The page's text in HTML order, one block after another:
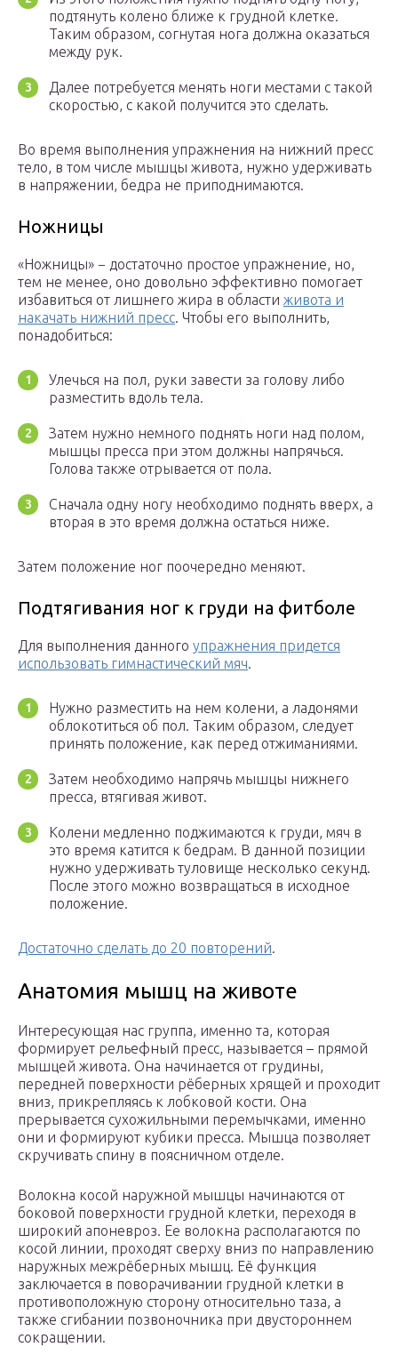
подтянуть колено ближе к грудной клетке.
Таким образом, согнутая нога должна оказаться
между рук.
Далее потребуется менять ноги местами с такой
скоростью, с какой получится это сделать.
Во время выполнения упражнения на нижний пресс
тело, в том числе мышцы живота, нужно удерживать
в напряжении, бедра не приподнимаются.
Ножницы
«Ножницы» − достаточно простое упражнение, но,
тем не менее, оно довольно эффективно помогает
избавиться от лишнего жира в области живота и
накачать нижний пресс. Чтобы его выполнить,
понадобиться:
Улечься на пол, руки завести за голову либо
разместить вдоль тела.
Затем нужно немного поднять ноги над полом,
мышцы пресса при этом должны напрячься.
Голова также отрывается от пола.
Сначала одну ногу необходимо поднять вверх, а
вторая в это время должна остаться ниже.
Затем положение ног поочередно меняют.
Подтягивания ног к груди на фитболе
Для выполнения данного упражнения придется
использовать гимнастический мяч.
Нужно разместить на нем колени, а ладонями
облокотиться об пол. Таким образом, следует
принять положение, как перед отжиманиями.
Затем необходимо напрячь мышцы нижнего
пресса, втягивая живот.
Колени медленно поджимаются к груди, мяч в
это время катится к бедрам. В данной позиции
нужно удерживать туловище несколько секунд.
После этого можно возвращаться в исходное
положение.
Достаточно сделать до 20 повторений.
Анатомия мышц на животе
Интересующая нас группа, именно та, которая
формирует рельефный пресс, называется – прямой
мышцей живота. Она начинается от грудины,
передней поверхности рёберных хрящей и проходит
вниз, прикрепляясь к лобковой кости. Она
прерывается сухожильными перемычками, именно
они и формируют кубики пресса. Мышца позволяет
скручивать спину в поясничном отделе.
Волокна косой наружной мышцы начинаются от
боковой поверхности грудной клетки, переходя в
широкий апоневроз. Ее волокна располагаются по
косой линии, проходят сверху вниз по направлению
наружных межрёберных мышц. Её функция
заключается в поворачивании грудной клетки в
противоположную сторону относительно таза, а
также сгибании позвоночника при двустороннем
сокращении.